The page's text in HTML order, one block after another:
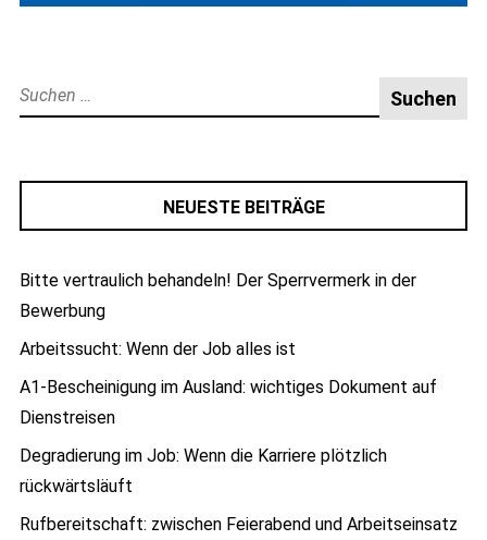
Suche
nach:
NEUESTE BEITRÄGE
Bitte vertraulich behandeln! Der Sperrvermerk in der
Bewerbung
Arbeitssucht: Wenn der Job alles ist
A1-Bescheinigung im Ausland: wichtiges Dokument auf
Dienstreisen
Degradierung im Job: Wenn die Karriere plötzlich
rückwärtsläuft
Rufbereitschaft: zwischen Feierabend und Arbeitseinsatz